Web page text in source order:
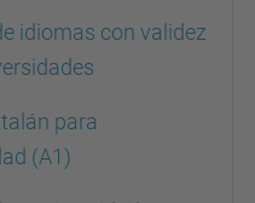
idiomas con validez
para
(A1)